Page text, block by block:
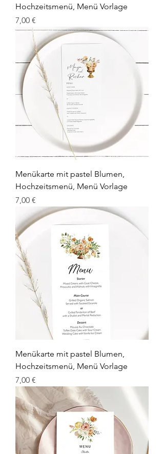
Hochzeitsmenü, Menü Vorlage
Prix
7,00 €
Menükarte mit pastel Blumen,
Hochzeitsmenü, Menü Vorlage
Prix
7,00 €
Menükarte mit pastel Blumen,
Hochzeitsmenü, Menü Vorlage
Prix
7,00 €